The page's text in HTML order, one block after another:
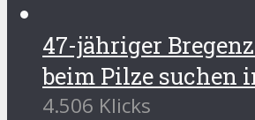
47-jähriger
beim Pilze suchen
4.506 Klicks